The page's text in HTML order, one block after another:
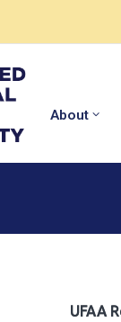
About
UFAA